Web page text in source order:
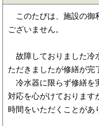
このたびは、施設の御
ございません。
故障しておりました冷
ただきましたが修繕が完
冷水器に限らず修繕を
対応を心がけております
時間をいただくことがあ